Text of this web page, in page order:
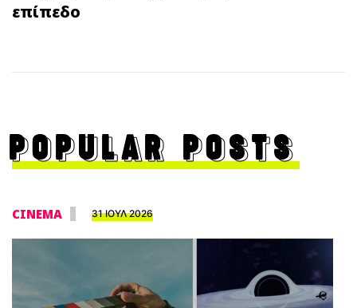
επίπεδο
POPULAR POSTS
CINEMA 31 ΙΟΥΛ 2026